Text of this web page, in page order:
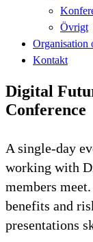
Övrigt
Organisation
Kontakt
Digital
Conference
A single-day
working with
members
benefits and
presentations